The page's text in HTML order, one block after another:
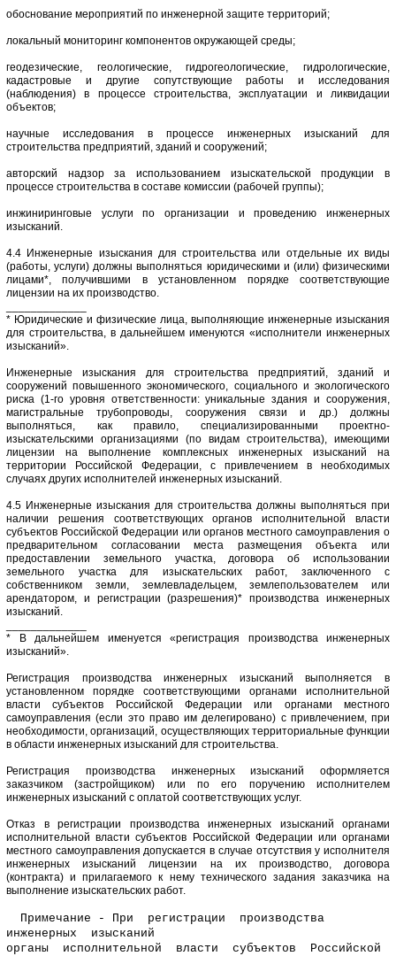
обоснование мероприятий по инженерной защите территорий;
локальный мониторинг компонентов окружающей среды;
геодезические, геологические, гидрогеологические, гидрологические,
кадастровые и другие сопутствующие работы и исследования
(наблюдения) в процессе строительства, эксплуатации и ликвидации
объектов;
научные исследования в процессе инженерных изысканий для
строительства предприятий, зданий и сооружений;
авторский надзор за использованием изыскательской продукции в
процессе строительства в составе комиссии (рабочей группы);
инжиниринговые услуги по организации и проведению инженерных
изысканий.
4.4 Инженерные изыскания для строительства или отдельные их виды
(работы, услуги) должны выполняться юридическими и (или) физическими
лицами*, получившими в установленном порядке соответствующие
лицензии на их производство.
* Юридические и физические лица, выполняющие инженерные изыскания
для строительства, в дальнейшем именуются «исполнители инженерных
изысканий».
Инженерные изыскания для строительства предприятий, зданий и
сооружений повышенного экономического, социального и экологического
риска (1-го уровня ответственности: уникальные здания и сооружения,
магистральные трубопроводы, сооружения связи и др.) должны
выполняться, как правило, специализированными проектно-
изыскательскими организациями (по видам строительства), имеющими
лицензии на выполнение комплексных инженерных изысканий на
территории Российской Федерации, с привлечением в необходимых
случаях других исполнителей инженерных изысканий.
4.5 Инженерные изыскания для строительства должны выполняться при
наличии решения соответствующих органов исполнительной власти
субъектов Российской Федерации или органов местного самоуправления о
предварительном согласовании места размещения объекта или
предоставлении земельного участка, договора об использовании
земельного участка для изыскательских работ, заключенного с
собственником земли, землевладельцем, землепользователем или
арендатором, и регистрации (разрешения)* производства инженерных
изысканий.
* В дальнейшем именуется «регистрация производства инженерных
изысканий».
Регистрация производства инженерных изысканий выполняется в
установленном порядке соответствующими органами исполнительной
власти субъектов Российской Федерации или органами местного
самоуправления (если это право им делегировано) с привлечением, при
необходимости, организаций, осуществляющих территориальные функции
в области инженерных изысканий для строительства.
Регистрация производства инженерных изысканий оформляется
заказчиком (застройщиком) или по его поручению исполнителем
инженерных изысканий с оплатой соответствующих услуг.
Отказ в регистрации производства инженерных изысканий органами
исполнительной власти субъектов Российской Федерации или органами
местного самоуправления допускается в случае отсутствия у исполнителя
инженерных изысканий лицензии на их производство, договора
(контракта) и прилагаемого к нему технического задания заказчика на
выполнение изыскательских работ.
Примечание - При регистрации производства
инженерных изысканий
органы исполнительной власти субъектов Российской